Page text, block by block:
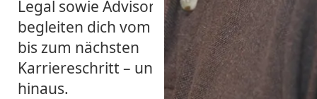
Legal sowie Advisory. Wir
begleiten dich vom Praktikum
bis zum nächsten
Karriereschritt – und darüber
hinaus.